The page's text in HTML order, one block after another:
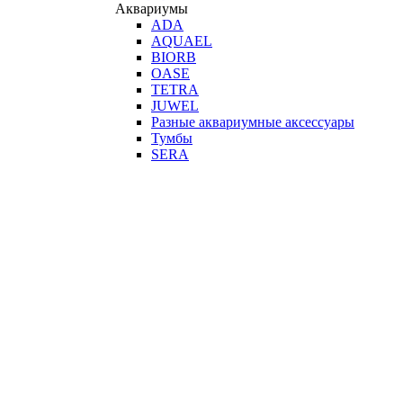
Аквариумы
ADA
AQUAEL
BIORB
OASE
TETRA
JUWEL
Разные аквариумные аксессуары
Тумбы
SERA